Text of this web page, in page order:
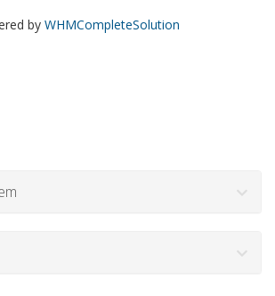
by WHMCompleteSolution